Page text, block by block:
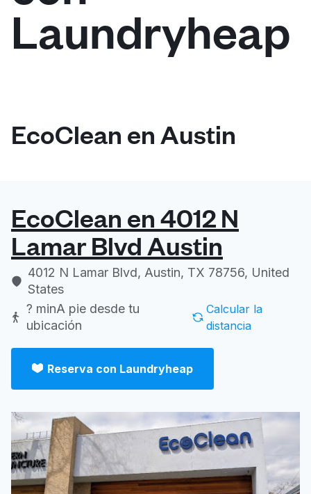
Iniciar sesión
United States ES
Laundryheap
EcoClean en Austin
EcoClean en 4012 N
Lamar Blvd Austin
4012 N Lamar Blvd, Austin, TX 78756, United
States
? minA pie desde tu
ubicación
Calcular la
distancia
Reserva con Laundryheap